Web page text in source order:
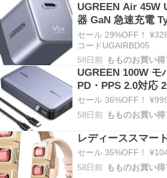
UGREEN Air 45W
器 GaN 急速充電
ンパクト PSE認証
セール 29%OFF！
コードUGAIRBD05
58日前 もものお買い
UGREEN 100W モ
PD・PPS 2.0対応
セール 36%OFF！
58日前 もものお買い
レディーススマー
セール 35%OFF！
58日前 もものお買い